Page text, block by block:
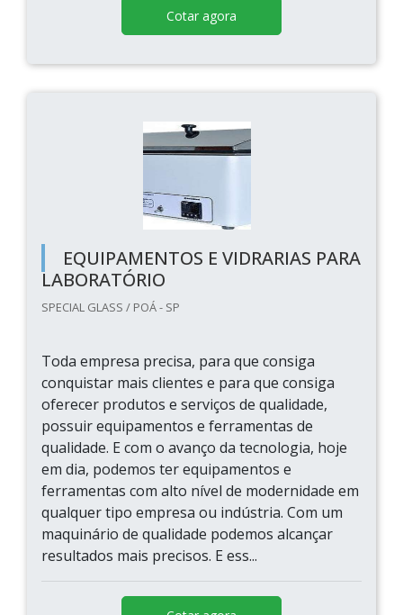
Cotar agora
EQUIPAMENTOS E VIDRARIAS PARA
LABORATÓRIO
SPECIAL GLASS / POÁ - SP
Toda empresa precisa, para que consiga
conquistar mais clientes e para que consiga
oferecer produtos e serviços de qualidade,
possuir equipamentos e ferramentas de
qualidade. E com o avanço da tecnologia, hoje
em dia, podemos ter equipamentos e
ferramentas com alto nível de modernidade em
qualquer tipo empresa ou indústria. Com um
maquinário de qualidade podemos alcançar
resultados mais precisos. E ess...